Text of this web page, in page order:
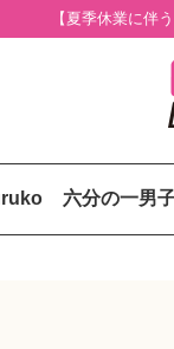
【夏季休業に伴
六分の一男